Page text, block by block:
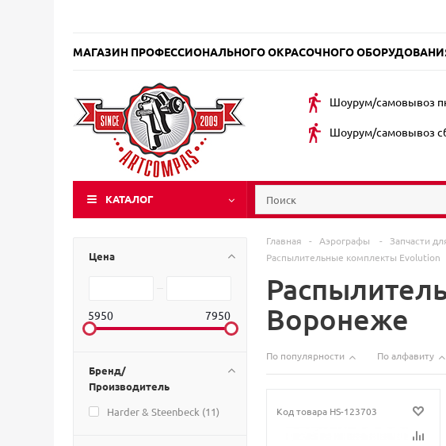
МАГАЗИН ПРОФЕССИОНАЛЬНОГО ОКРАСОЧНОГО
Шоурум/самовывоз
Шоурум/самовывоз
КАТАЛОГ
Цена
5950 7950
Бренд/
Производитель
Harder & Steenbeck (11)
Главная - Аэрографы - Запчасти
Распылительные комплекты Evolution
Воронеже
По популярности По алфавиту
Код товара HS-123703